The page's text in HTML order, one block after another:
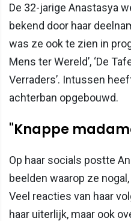
De 32-jarige Anastasya
bekend door haar
was ze ook te zien in
Mens ter Wereld’, ‘De
Verraders’. Intussen
achterban opgebouwd.
"Knappe
Op haar socials postte
beelden waarop ze
Veel reacties van haar
haar uiterlijk, maar ook